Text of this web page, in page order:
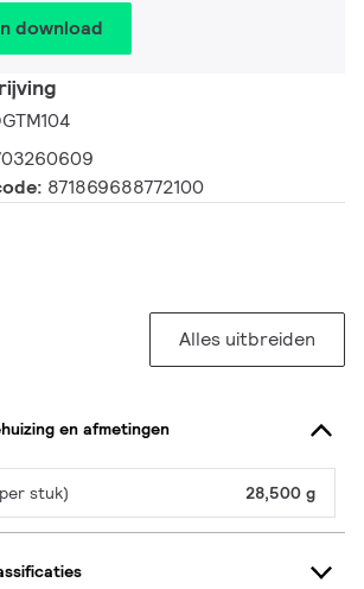
download
871869688772100
Alles uitbreiden
en afmetingen
stuk) 28,500 g